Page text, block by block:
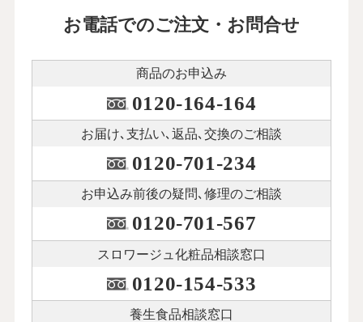
お電話でのご注文・お問合せ
商品のお申込み
0120-164-164
お届け､支払い､ 返品､交換のご相談
0120-701-234
お申込み前後の疑問､修理のご相談
0120-701-567
スロワージュ化粧品相談窓口
0120-154-533
養生食品相談窓口